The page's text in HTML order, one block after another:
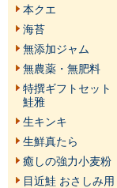
本クエ
海苔
無添加ジャム
無農薬・無肥料
特撰ギフトセット
鮭雅
生キンキ
生鮮真たら
癒しの強力小麦粉
目近鮭 おさしみ用